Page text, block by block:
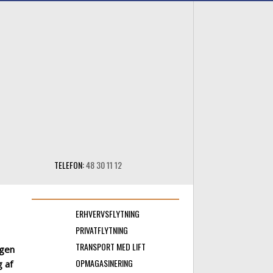
​TELEFON:48 30 11 12
af
ERHVERVSFLYTNING​
PRIVATFLYTNING​
TRANSPORT MED LIFT​
OPMAGASINERING​